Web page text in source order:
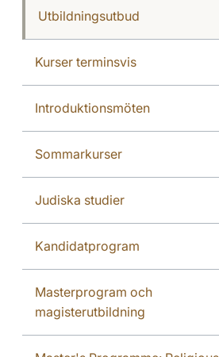
Utbildningsutbud
Kurser terminsvis
Introduktionsmöten
Sommarkurser
Judiska studier
Kandidatprogram
Masterprogram och
magisterutbildning